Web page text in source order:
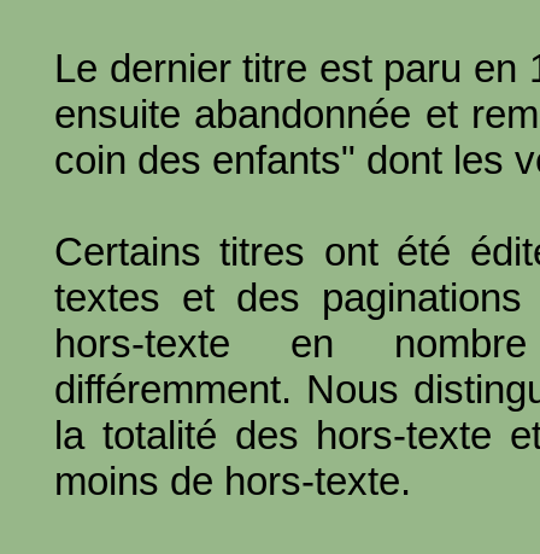
Le dernier titre est paru en
ensuite abandonnée et
coin des enfants" dont les
Certains titres ont été
textes et des
hors-texte en
différemment. Nous
la totalité des hors-texte
moins de hors-texte.